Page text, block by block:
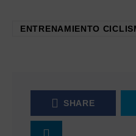
ENTRENAMIENTO
SHARE